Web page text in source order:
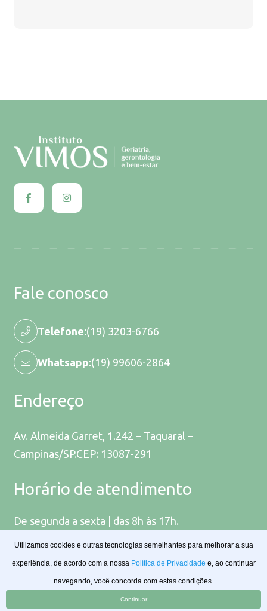
Utilizamos cookies e outras tecnologias semelhantes para melhorar a sua
experiência, de acordo com a nossa Política de Privacidade e, ao continuar
navegando, você concorda com estas condições.
Continuar
Fale conosco
Telefone:(19) 3203-6766
Whatsapp:(19) 99606-2864
Endereço
Av. Almeida Garret, 1.242 – Taquaral –
Campinas/SP.CEP: 13087-291
Horário de atendimento
De segunda a sexta | das 8h às 17h.
Webtagger